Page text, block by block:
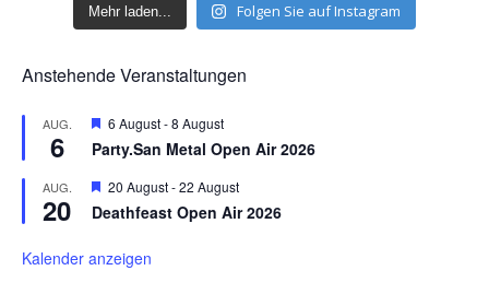
Mehr laden... Folgen Sie auf Instagram
Anstehende Veranstaltungen
AUG.
6
H
r
o
r
h
6 August-8 August
Party.San Metal Open Air 2026
AUG.
20
H
r
o
20 August-22 August
Deathfeast Open Air 2026
Kalender anzeigen